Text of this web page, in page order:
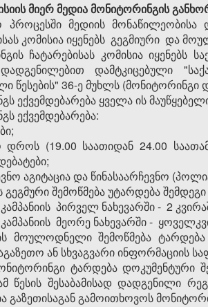
მიერ მედია მონიტორინგის
პროცესში მედიის
კომისია იყენებს გეგმიური და
ჩატარებისას კომისია იყენებს
დამტკიცებული
წესების" 36-ე მუხლს
ექვემდებარება ყველა ის
ექვემდებარება:
დროს (19.00 საათიდან 24.00
აგიტაცია და წინასაარჩევნო
გეგმური შემოწმება უტარდება
პირველ ნახევარში - 2
მეორე ნახევარში -
მოულოდნელი შემოწმება ტარდება
ან სხვაგვარი ინფორმაციის
ტარდება დოკუმენტური
წესის შესაბამისად დადგენილი
გაზეთისაგან გამოითხოვოს